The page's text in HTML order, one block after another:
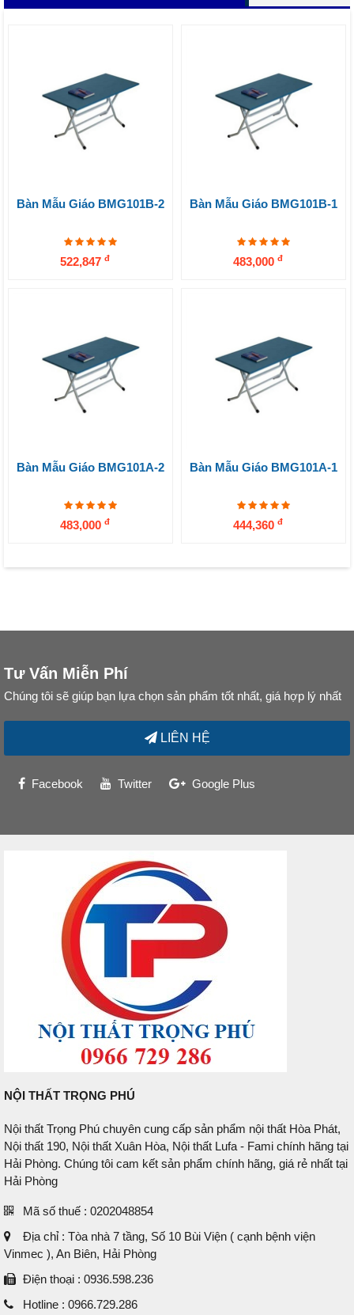
Bàn Mẫu Giáo BMG101B-2
522,847 đ
Bàn Mẫu Giáo BMG101B-1
483,000 đ
Bàn Mẫu Giáo BMG101A-2
483,000 đ
Bàn Mẫu Giáo BMG101A-1
444,360 đ
Tư Vấn Miễn Phí
Chúng tôi sẽ giúp bạn lựa chọn sản phẩm tốt nhất, giá hợp lý nhất
LIÊN HỆ
Facebook Twitter Google Plus
NỘI THẤT TRỌNG PHÚ
Nội thất Trọng Phú chuyên cung cấp sản phẩm nội thất Hòa Phát,
Nội thất 190, Nội thất Xuân Hòa, Nội thất Lufa - Fami chính hãng tại
Hải Phòng. Chúng tôi cam kết sản phẩm chính hãng, giá rẻ nhất tại
Hải Phòng
Mã số thuế : 0202048854
Địa chỉ : Tòa nhà 7 tầng, Số 10 Bùi Viện ( cạnh bệnh viện
Vinmec ), An Biên, Hải Phòng
Điện thoại : 0936.598.236
Hotline : 0966.729.286